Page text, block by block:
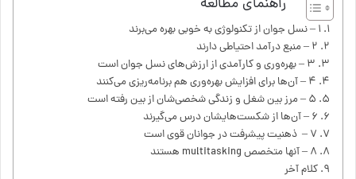
۱ – نسل جوان از تکنولوژی به خوبی بهره می‌برند
۲ – منبع درآمد احتیاطی دارند
۳ – بهره‌وری و کارآمدی از ارزش‌های نسل جوان است
۴ – آن‌ها برای افزایش بهره‌وری هم برنامه‌ریزی می‌کنند
۵ – مرز بین شغل و زندگی شخصی‌شان از بین رفته است
۶ – آن‌ها از شکست‌هایشان درس می‌گیرند
۷ – ذهنیت پیشرفت در جوانان قوی است
۸ – آنها متخصص multitasking هستند
کلام آخر